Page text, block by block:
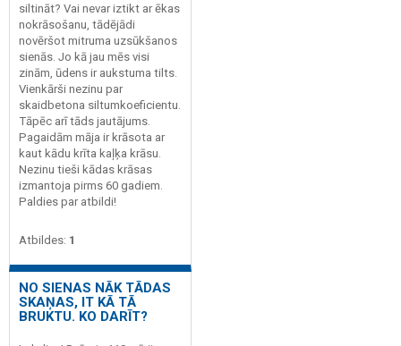
siltināt? Vai nevar iztikt ar ēkas
nokrāsošanu, tādējādi
novēršot mitruma uzsūkšanos
sienās. Jo kā jau mēs visi
zinām, ūdens ir aukstuma tilts.
Vienkārši nezinu par
skaidbetona siltumkoeficientu.
Tāpēc arī tāds jautājums.
Pagaidām māja ir krāsota ar
kaut kādu krīta kaļķa krāsu.
Nezinu tieši kādas krāsas
izmantoja pirms 60 gadiem.
Paldies par atbildi!
Atbildes: 1
NO SIENAS NĀK TĀDAS
SKAŅAS, IT KĀ TĀ
BRUKTU. KO DARĪT?